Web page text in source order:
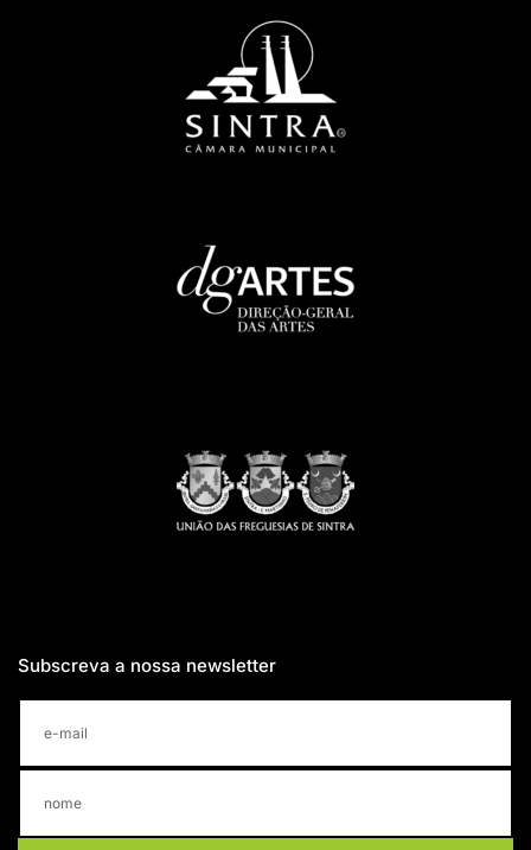
Subscreva a nossa newsletter